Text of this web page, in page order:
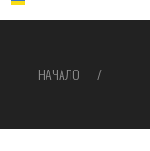
НАЧАЛО